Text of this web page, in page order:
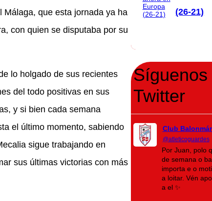
que esta jornada ya ha
con quien se disputaba por su
lo holgado de sus recientes
del todo positivas en sus
y si bien cada semana
el último momento, sabiendo
sigue trabajando en
sus últimas victorias con más
(26-21)
Síguenos
Twitter
Club
@atleticoguardes
Por Juan, polo
de semana o
importa e o
a loitar. Vén
a el ✨